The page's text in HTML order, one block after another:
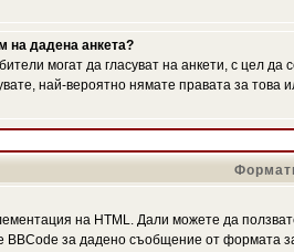
на дадена анкета?
могат да гласуват на анкети, с цел
най-вероятно нямате правата за това
на HTML. Дали можете да
BBCode за дадено съобщение от формата